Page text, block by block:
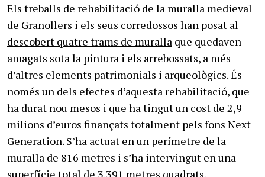
Els treballs de rehabilitació de la muralla medieval
de Granollers i els seus corredossos han posat al
descobert quatre trams de muralla que quedaven
amagats sota la pintura i els arrebossats, a més
d’altres elements patrimonials i arqueològics. És
només un dels efectes d’aquesta rehabilitació, que
ha durat nou mesos i que ha tingut un cost de 2,9
milions d’euros finançats totalment pels fons Next
Generation. S’ha actuat en un perímetre de la
muralla de 816 metres i s’ha intervingut en una
superfície total de 3.391 metres quadrats.